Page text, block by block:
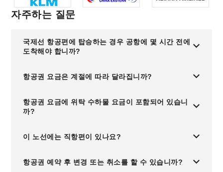
자주하는 질문
국제선 항공편에 탑승하는 경우 공항에 몇 시간 전에
도착해야 합니까?
항공권 요금은 계절에 따라 달라집니까?
항공권 요금에 위탁 수하물 요금이 포함되어 있습니
까?
이 노선에는 직항편이 있나요?
항공권 예약 후 변경 또는 취소를 할 수 있습니까?